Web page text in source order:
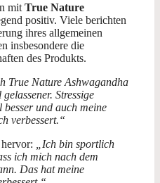
mit True Nature
positiv. Viele berichten
ihres allgemeinen
insbesondere die
des Produkts.
True Nature Ashwagandha
Stressige
und auch meine
verbessert.“
„Ich bin sportlich
ich mich nach dem
Das hat meine